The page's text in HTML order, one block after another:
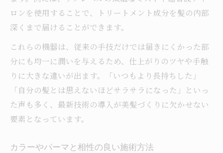
ロンを使用することで、トリートメント成分を髪の内部
深くまで届けることができます。
これらの機器は、従来の手技だけでは届きにくかった部
分にも均一に潤いを与えるため、仕上がりのツヤや手触
りに大きな違いが出ます。「いつもより長持ちした」
「自分の髪とは思えないほどサラサラになった」といっ
た声も多く、最新技術の導入が美髪づくりに欠かせない
要素となっています。
カラーやパーマと相性の良い施術方法